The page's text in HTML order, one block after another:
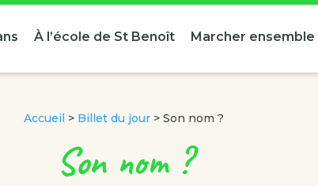
À l’école de St Benoît Marcher ensemble
Accueil > Billet du jour> Son nom ?
Son nom ?